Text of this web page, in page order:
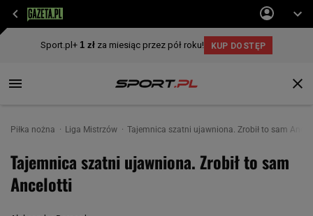
Piłka nożna Liga Mistrzów Tajemnica szatni ujawniona. Zrobił to sam
Tajemnica szatni ujawniona. Zrobił to sam
Ancelotti